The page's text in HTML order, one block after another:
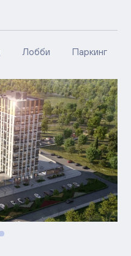
Лобби Паркинг